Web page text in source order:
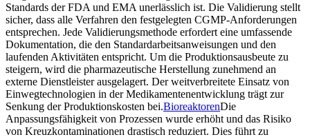
Standards der FDA und EMA unerlässlich ist. Die Validierung stellt
sicher, dass alle Verfahren den festgelegten CGMP-Anforderungen
entsprechen. Jede Validierungsmethode erfordert eine umfassende
Dokumentation, die den Standardarbeitsanweisungen und den
laufenden Aktivitäten entspricht. Um die Produktionsausbeute zu
steigern, wird die pharmazeutische Herstellung zunehmend an
externe Dienstleister ausgelagert. Der weitverbreitete Einsatz von
Einwegtechnologien in der Medikamentenentwicklung trägt zur
Senkung der Produktionskosten bei.BioreaktorenDie
Anpassungsfähigkeit von Prozessen wurde erhöht und das Risiko
von Kreuzkontaminationen drastisch reduziert. Dies führt zu